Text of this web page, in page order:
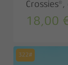
18,00
322#